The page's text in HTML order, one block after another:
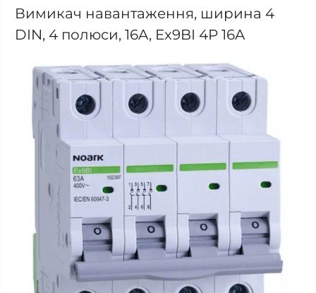
Вимикач навантаження, ширина 4
DIN, 4 полюси, 16A, Ex9BI 4P 16A